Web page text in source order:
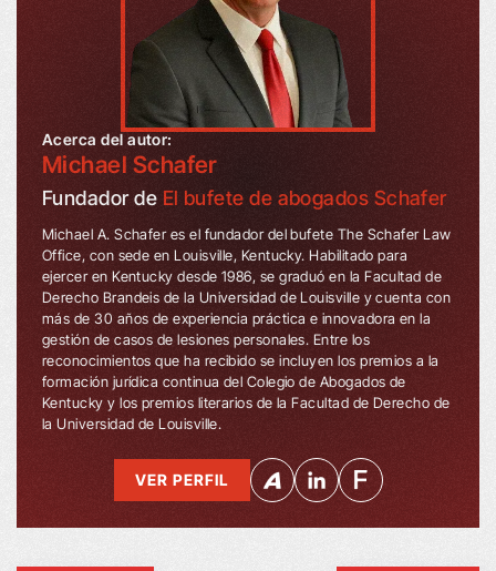
Acerca del autor:
Michael Schafer
Fundador de El bufete de abogados Schafer
Michael A. Schafer es el fundador del bufete The Schafer Law
Office, con sede en Louisville, Kentucky. Habilitado para
ejercer en Kentucky desde 1986, se graduó en la Facultad de
Derecho Brandeis de la Universidad de Louisville y cuenta con
más de 30 años de experiencia práctica e innovadora en la
gestión de casos de lesiones personales. Entre los
reconocimientos que ha recibido se incluyen los premios a la
formación jurídica continua del Colegio de Abogados de
Kentucky y los premios literarios de la Facultad de Derecho de
la Universidad de Louisville.
VER PERFIL